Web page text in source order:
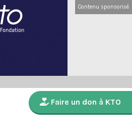
Contenu sponsorisé
Faire un don à KTO